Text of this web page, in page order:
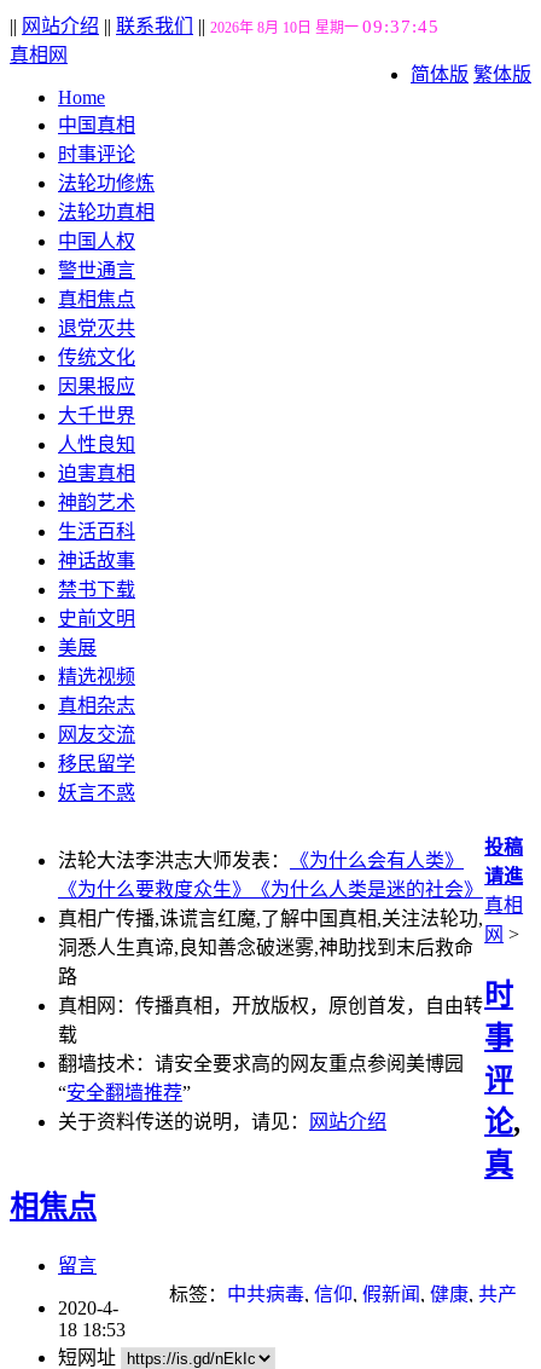
|| 网站介绍 || 联系我们 || 2026年 8月 10日 星期一 09:37:46
简体版 繁体版
真相网
Home
中国真相
时事评论
法轮功修炼
法轮功真相
中国人权
警世通言
真相焦点
退党灭共
传统文化
因果报应
大千世界
人性良知
迫害真相
神韵艺术
生活百科
神话故事
禁书下载
史前文明
美展
精选视频
真相杂志
网友交流
移民留学
妖言不惑
法轮大法李洪志大师发表：
《为什么会有人类》
《为什么要救度众生》
《为什么人类是迷的社会》
真相广传播,诛谎言红魔,了解中国真相,关注法轮功,
洞悉人生真谛,良知善念破迷雾,神助找到末后救命
路
真相网：传播真相，开放版权，原创首发，自由转
载
翻墙技术：请安全要求高的网友重点参阅美博园
“安全翻墙推荐”
关于资料传送的说明，请见：
网站介绍
投稿
请進
真相
网 >
时
事
评
论,
真
相焦点
留言
标签： 中共病毒, 信仰, 假新闻 , 健康, 共产
点推荐
2020-4-
18 18:53
短网址